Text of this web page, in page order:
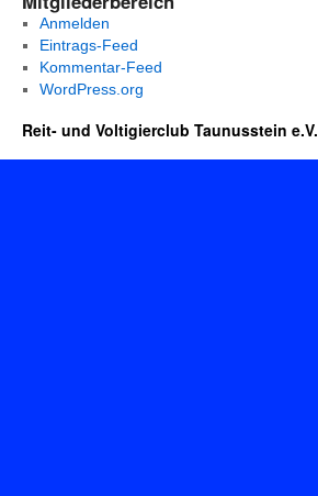
Anmelden
Eintrags-Feed
Kommentar-Feed
WordPress.org
Reit- und Voltigierclub Taunusstein e.V.